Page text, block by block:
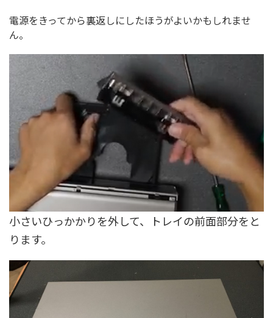
電源をきってから裏返しにしたほうがよいかもしれませ
ん。
小さいひっかかりを外して、トレイの前面部分をと
ります。